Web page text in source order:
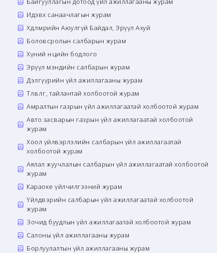
Идэвх санаачлагын журам
Хөдөлмөрийн Аюулгүй Байдал, Эрүүл Ахуй
Боловсролын салбарын журам
Хүний нөөцийн бодлого
Эрүүл мэндийн салбарын журам
Дэлгүүрийн үйл ажиллагааны журам
Төлөвлөгөө, тайлантай холбоотой журам
Амралтын газрын үйл ажиллагаатай холбоотой журам
Авто засварын газрын үйл ажиллагаатай холбоотой
журам
Хоол үйлвэрлэлийн салбарын үйл ажиллагаатай
холбоотой журам
Аялал жуучлалын салбарын үйл ажиллагаатай холбоотой
журам
Караоке үйлчилгээний журам
Үйлдвэрийн салбарын үйл ажиллагаатай холбоотой
журам
Зочид буудлын үйл ажиллагаатай холбоотой журам
Салоны үйл ажиллагааны журам
Борлуулалтын үйл ажиллагааны журам